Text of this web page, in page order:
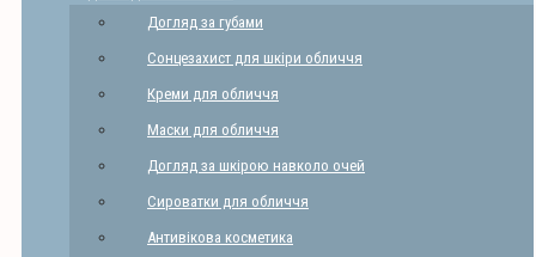
Догляд за губами
Сонцезахист для шкіри обличчя
Креми для обличчя
Маски для обличчя
Догляд за шкірою навколо очей
Сироватки для обличчя
Антивікова косметика